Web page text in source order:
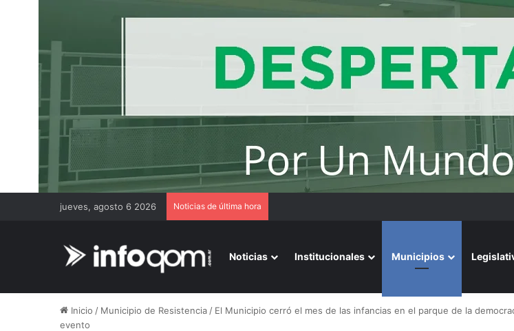
jueves, agosto 6 2026 Noticias de última hora
Noticias Institucionales Municipios
Inicio / Municipio de Resistencia / El Municipio cerró el mes de las infancias en el parque de la
evento